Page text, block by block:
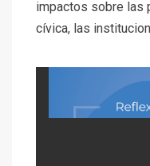
impactos sobre las
cívica, las